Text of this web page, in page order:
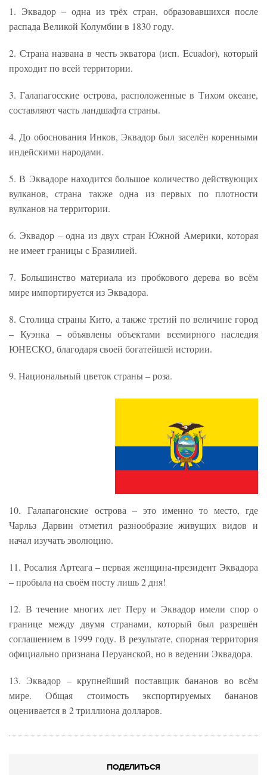
1. Эквадор – одна из трёх стран, образовавшихся после
распада Великой Колумбии в 1830 году.
2. Страна названа в честь экватора (исп. Ecuador), который
проходит по всей территории.
3. Галапагосские острова, расположенные в Тихом океане,
составляют часть ландшафта страны.
4. До обоснования Инков, Эквадор был заселён коренными
индейскими народами.
5. В Эквадоре находится большое количество действующих
вулканов, страна также одна из первых по плотности
вулканов на территории.
6. Эквадор – одна из двух стран Южной Америки, которая
не имеет границы с Бразилией.
7. Большинство материала из пробкового дерева во всём
мире импортируется из Эквадора.
8. Столица страны Кито, а также третий по величине город
– Куэнка – объявлены объектами всемирного наследия
ЮНЕСКО, благодаря своей богатейшей истории.
9. Национальный цветок страны – роза.
10. Галапагонские острова – это именно то место, где
Чарльз Дарвин отметил разнообразие живущих видов и
начал изучать эволюцию.
11. Росалия Артеага – первая женщина-президент Эквадора
– пробыла на своём посту лишь 2 дня!
12. В течение многих лет Перу и Эквадор имели спор о
границе между двумя странами, который был разрешён
соглашением в 1999 году. В результате, спорная территория
официально признана Перуанской, но в ведении Эквадора.
13. Эквадор – крупнейший поставщик бананов во всём
мире. Общая стоимость экспортируемых бананов
оценивается в 2 триллиона долларов.
ПОДЕЛИТЬСЯ